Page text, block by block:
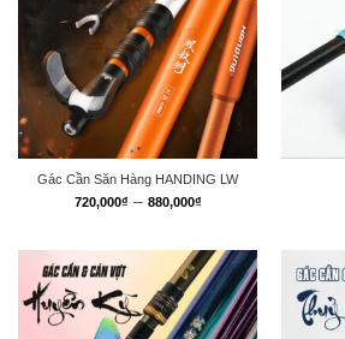
Gác Cần Săn Hàng HANDING LW
720,000₫ – 880,000₫Khoảng
720,000₫
đến
880,000₫